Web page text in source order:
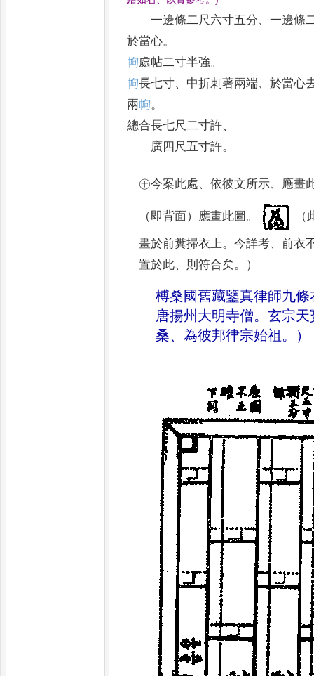
一邊條二尺六寸五分、一邊條
於當心。
𢂁處帖二寸半強。
𢂁長七寸、 中折刺著兩端、於當心
兩𢂁。
總合長七尺二寸許、
廣四尺五寸許。
㊉今案此處、依彼文所示、 應畫
（即背面）應畫此圖 。 （
畫於前糞掃衣上。今詳考、前衣
置於此、 則符合矣。 ）
榑桑國舊藏鑒真律師九條
唐揚州大明寺僧。 玄宗天
桑、 為彼邦律宗始祖 。 ）